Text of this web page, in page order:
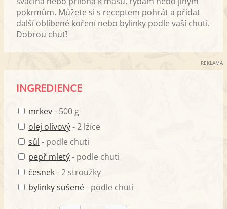
pokrmům. Můžete si s receptem pohrát a přidat
další oblíbené koření nebo bylinky podle vaší chuti.
Dobrou chuť!
REKLAMA
INGREDIENCE
mrkev- 500 g
olej olivový- 2 lžíce
sůl - podle chuti
pepř mletý- podle chuti
česnek- 2 stroužky
bylinky sušené- podle chuti